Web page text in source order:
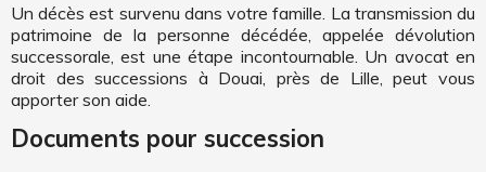
Un décès est survenu dans votre famille. La transmission du
patrimoine de la personne décédée, appelée dévolution
successorale, est une étape incontournable. Un avocat en
droit des successions à Douai, près de Lille, peut vous
apporter son aide.
Documents pour succession